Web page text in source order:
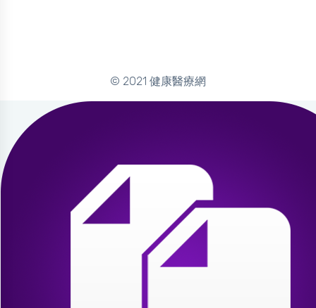
© 2021 健康醫療網